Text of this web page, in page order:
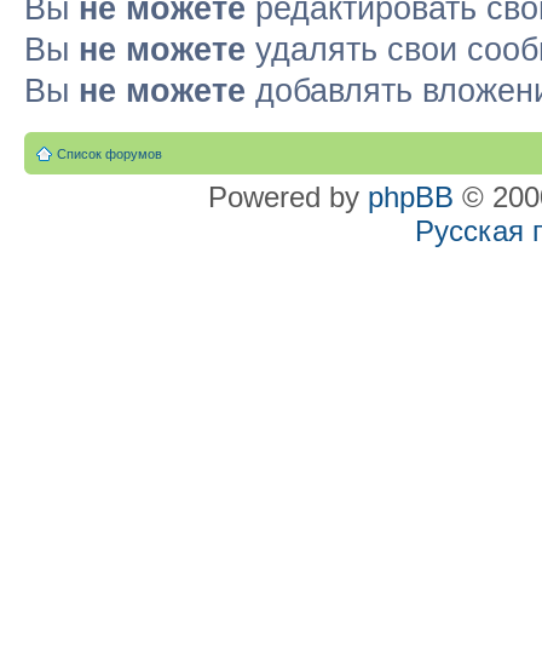
Вы не можете редактировать
Вы не можете удалять свои
Вы не можете добавлять
Список форумов
Powered by phpBB ©
Русская